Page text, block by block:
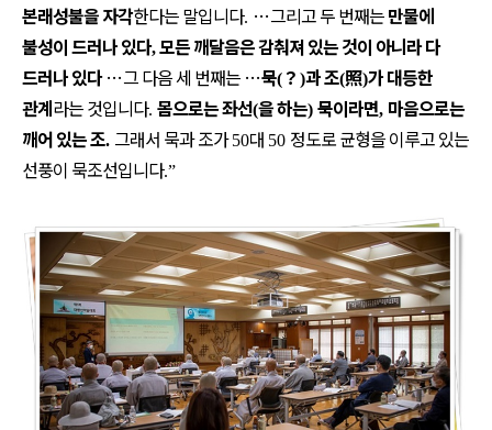
본래성불을 자각한다는 말입니다. …그리고 두 번째는만물에
불성이 드러나 있다,모든 깨달음은 감춰져 있는 것이 아니라 다
드러나 있다…그 다음 세 번째는 …묵( ？ )과 조(照)가 대등한
관계라는 것입니다. 몸으로는 좌선(을 하는) 묵이라면, 마음으로는
깨어 있는 조. 그래서 묵과 조가50대 50 정도로 균형을 이루고 있는
선풍이 묵조선입니다.”